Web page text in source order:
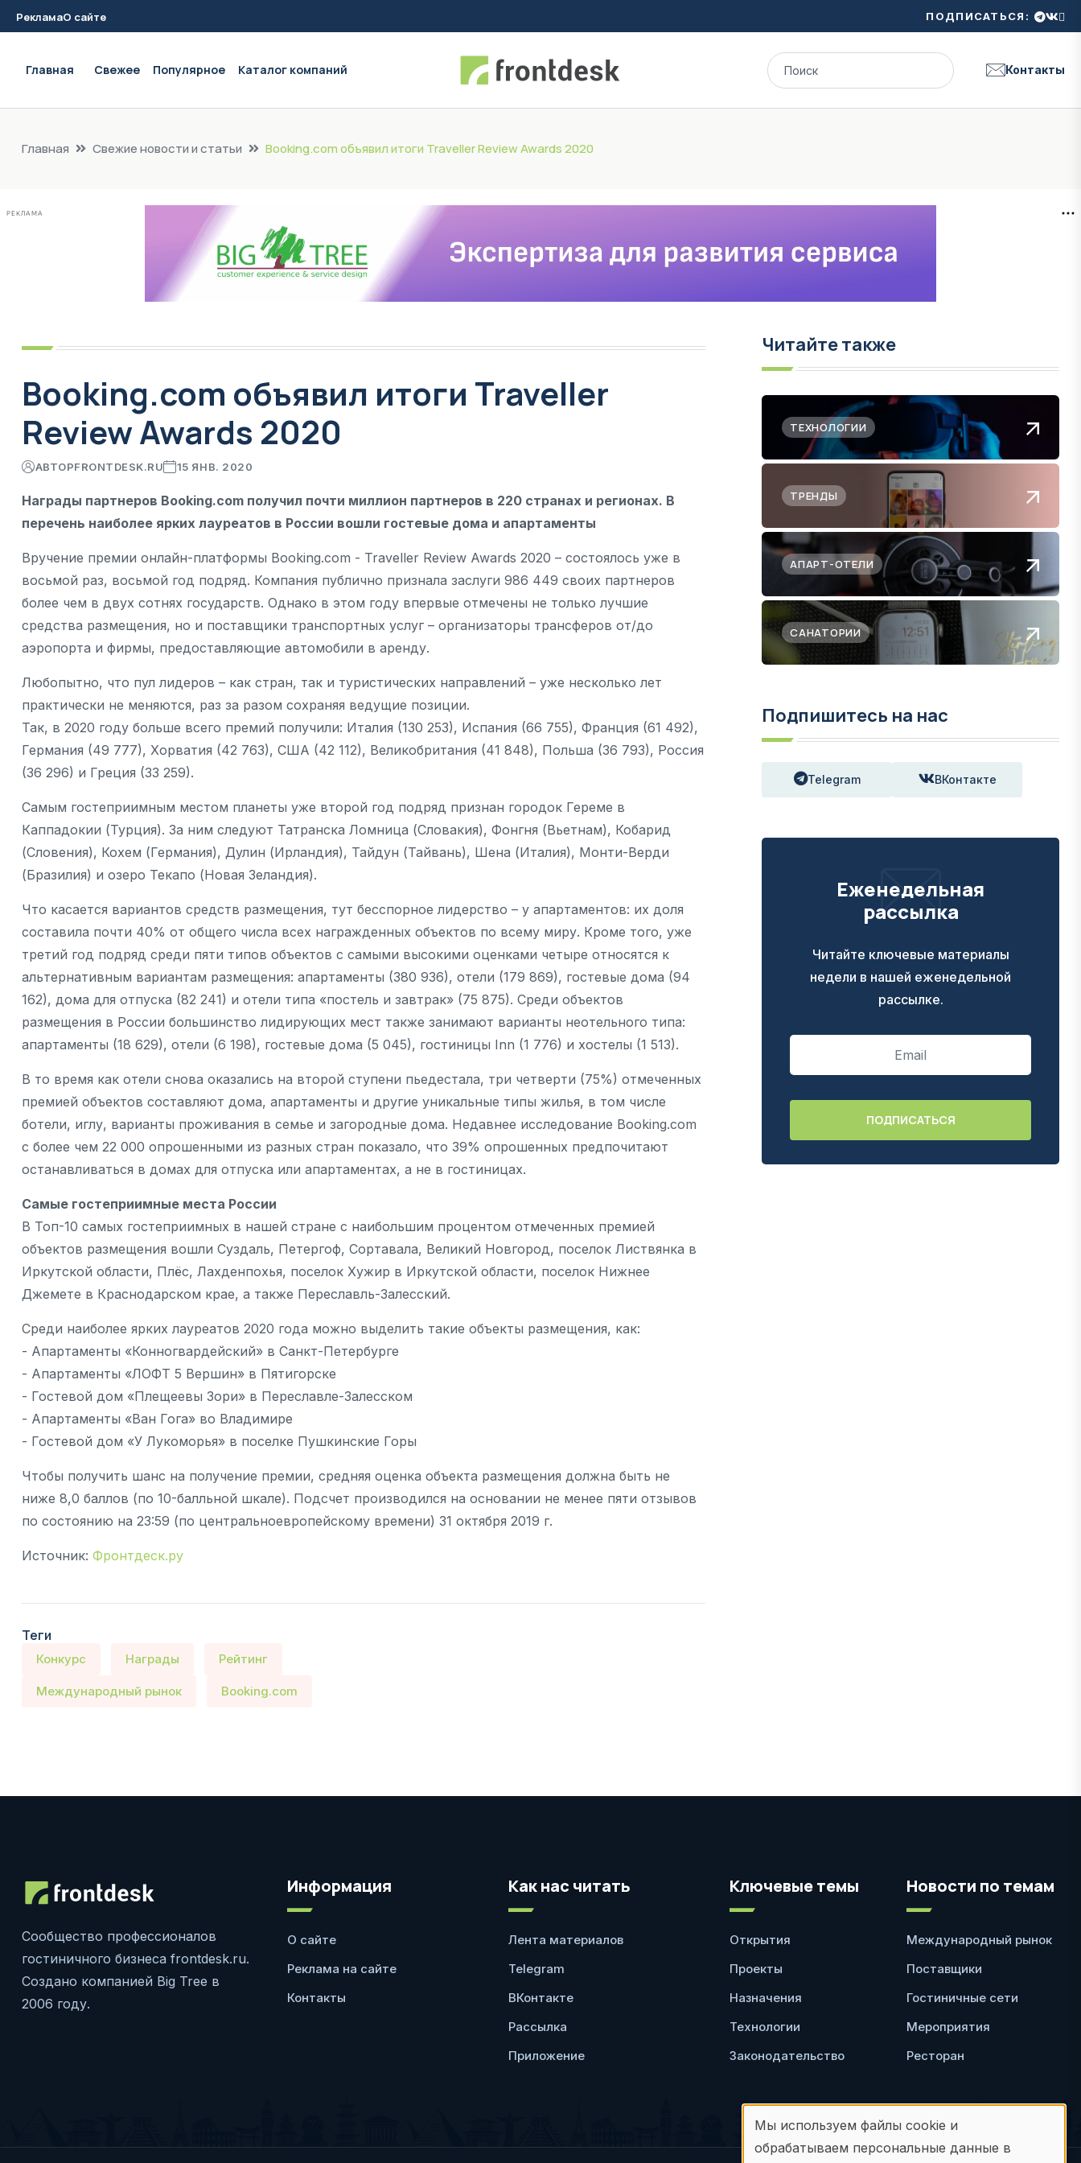
РекламаО сайте ПОДПИСАТЬСЯ:
Главная Свежее Популярное Каталог компаний Контакты
Главная Свежие новости и статьи Booking.com объявил итоги Traveller Review Awards 2020
РЕКЛАМА
Booking.com объявил итоги Traveller
Review Awards 2020
АВТОРFRONTDESK.RU 15 ЯНВ. 2020
Награды партнеров Booking.com получил почти миллион партнеров в 220 странах и регионах. В
перечень наиболее ярких лауреатов в России вошли гостевые дома и апартаменты
Вручение премии онлайн-платформы Booking.com - Traveller Review Awards 2020 – состоялось уже в
восьмой раз, восьмой год подряд. Компания публично признала заслуги 986 449 своих партнеров
более чем в двух сотнях государств. Однако в этом году впервые отмечены не только лучшие
средства размещения, но и поставщики транспортных услуг – организаторы трансферов от/до
аэропорта и фирмы, предоставляющие автомобили в аренду.
Любопытно, что пул лидеров – как стран, так и туристических направлений – уже несколько лет
практически не меняются, раз за разом сохраняя ведущие позиции.
Так, в 2020 году больше всего премий получили: Италия (130 253), Испания (66 755), Франция (61 492),
Германия (49 777), Хорватия (42 763), США (42 112), Великобритания (41 848), Польша (36 793), Россия
(36 296) и Греция (33 259).
Самым гостеприимным местом планеты уже второй год подряд признан городок Гереме в
Каппадокии (Турция). За ним следуют Татранска Ломница (Словакия), Фонгня (Вьетнам), Кобарид
(Словения), Кохем (Германия), Дулин (Ирландия), Тайдун (Тайвань), Шена (Италия), Монти-Верди
(Бразилия) и озеро Текапо (Новая Зеландия).
Что касается вариантов средств размещения, тут бесспорное лидерство – у апартаментов: их доля
составила почти 40% от общего числа всех награжденных объектов по всему миру. Кроме того, уже
третий год подряд среди пяти типов объектов с самыми высокими оценками четыре относятся к
альтернативным вариантам размещения: апартаменты (380 936), отели (179 869), гостевые дома (94
162), дома для отпуска (82 241) и отели типа «постель и завтрак» (75 875). Среди объектов
размещения в России большинство лидирующих мест также занимают варианты неотельного типа:
апартаменты (18 629), отели (6 198), гостевые дома (5 045), гостиницы Inn (1 776) и хостелы (1 513).
В то время как отели снова оказались на второй ступени пьедестала, три четверти (75%) отмеченных
премией объектов составляют дома, апартаменты и другие уникальные типы жилья, в том числе
ботели, иглу, варианты проживания в семье и загородные дома. Недавнее исследование Booking.com
с более чем 22 000 опрошенными из разных стран показало, что 39% опрошенных предпочитают
останавливаться в домах для отпуска или апартаментах, а не в гостиницах.
Самые гостеприимные места России
В Топ-10 самых гостеприимных в нашей стране с наибольшим процентом отмеченных премией
объектов размещения вошли Суздаль, Петергоф, Сортавала, Великий Новгород, поселок Листвянка в
Иркутской области, Плёс, Лахденпохья, поселок Хужир в Иркутской области, поселок Нижнее
Джемете в Краснодарском крае, а также Переславль-Залесский.
Среди наиболее ярких лауреатов 2020 года можно выделить такие объекты размещения, как:
- Апартаменты «Конногвардейский» в Санкт-Петербурге
- Апартаменты «ЛОФТ 5 Вершин» в Пятигорске
- Гостевой дом «Плещеевы Зори» в Переславле-Залесском
- Апартаменты «Ван Гога» во Владимире
- Гостевой дом «У Лукоморья» в поселке Пушкинские Горы
Чтобы получить шанс на получение премии, средняя оценка объекта размещения должна быть не
ниже 8,0 баллов (по 10-балльной шкале). Подсчет производился на основании не менее пяти отзывов
по состоянию на 23:59 (по центральноевропейскому времени) 31 октября 2019 г.
Источник: Фронтдеск.ру
Теги
Конкурс Награды Рейтинг
Международный рынок Booking.com
Читайте также
ТЕХНОЛОГИИ
ТРЕНДЫ
АПАРТ-ОТЕЛИ
САНАТОРИИ
Подпишитесь на нас
Telegram ВКонтакте
Еженедельная
рассылка
Читайте ключевые материалы
недели в нашей еженедельной
рассылке.
Сообщество профессионалов
гостиничного бизнеса frontdesk.ru.
Создано компанией Big Tree в
2006 году.
Информация
О сайте
Реклама на сайте
Контакты
Как нас читать
Лента материалов
Telegram
ВКонтакте
Рассылка
Приложение
Ключевые темы
Открытия
Проекты
Назначения
Технологии
Законодательство
Новости по темам
Международный рынок
Поставщики
Гостиничные сети
Мероприятия
Ресторан
Использование
Мы используем файлы cookie и
обрабатываем персональные данные в